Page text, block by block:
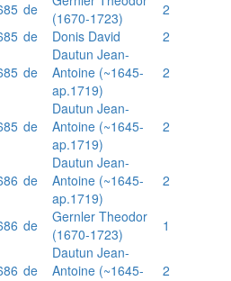
de
(1670-1723)
2
de Donis David
2
de
Dautun Jean-
Antoine (~1645-
ap.1719)
2
de
Dautun Jean-
Antoine (~1645-
ap.1719)
2
de
Dautun Jean-
Antoine (~1645-
ap.1719)
2
de
Gernler Theodor
(1670-1723)
1
de
Dautun Jean-
Antoine (~1645-
2